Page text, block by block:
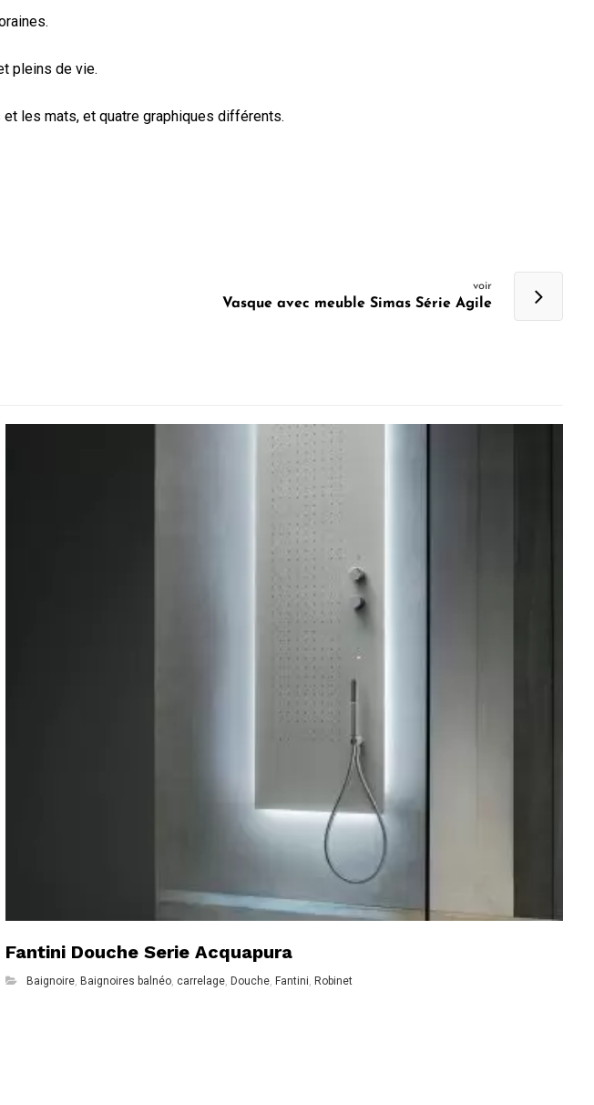
pleins de vie.
les mats, et quatre graphiques différents.
voir
Vasque avec meuble Simas Série Agile
Fantini Douche Serie Acquapura
Baignoire, Baignoires balnéo, carrelage, Douche, Fantini, Robinet